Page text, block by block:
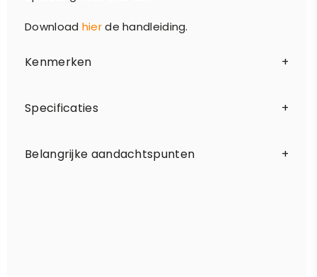
Download hierde handleiding.
Kenmerken
Specificaties
Belangrijke aandachtspunten